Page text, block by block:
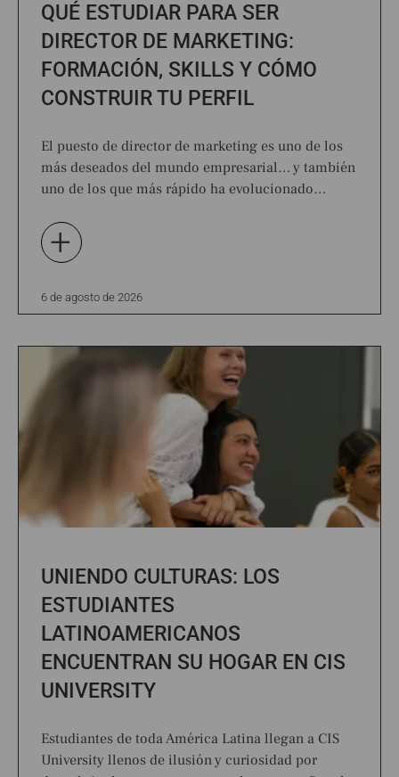
QUÉ ESTUDIAR PARA SER
DIRECTOR DE MARKETING:
FORMACIÓN, SKILLS Y CÓMO
CONSTRUIR TU PERFIL
El puesto de director de marketing es uno de los
más deseados del mundo empresarial… y también
uno de los que más rápido ha evolucionado…
+
6 de agosto de 2026
UNIENDO CULTURAS: LOS
ESTUDIANTES
LATINOAMERICANOS
ENCUENTRAN SU HOGAR EN CIS
UNIVERSITY
Estudiantes de toda América Latina llegan a CIS
University llenos de ilusión y curiosidad por